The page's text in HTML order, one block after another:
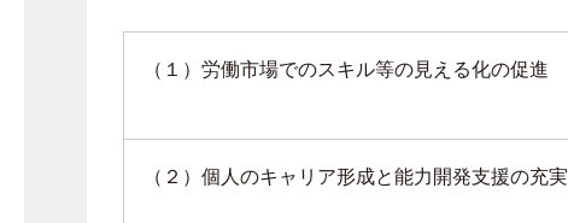
（１）労働市場でのスキル等の見える化の促進
（２）個人のキャリア形成と能力開発支援の充実